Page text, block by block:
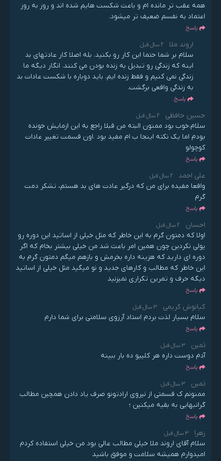
همه عقب تر مانده ام و باعث شکست هایم شده اند و روز به روز
اعتماد به نفسم ضعیف تر میشود.
پاسخ
اروند ملا 2 سال قبل
سلام بر شما حتما این کار رو بکنید. بله اصلا کار عادتهای بد
اینه که زندگی رو تبدیل به زنده بودن می کنند. انگار دیگه ما
زندگی نمی کنیم و فقط زنده ایم. باید دوباره با شکست عادات بد
به زندگی واقعی برگشت.
پاسخ
حسین حافظی 2 سال قبل
سلام.خوب بود ممنون البته من قبلا راجع به این ازمایش خونده
بودم اما یک نکته اینجا ب ام مفید بود .اون قسمت تغییر عادات
کوچولو
پاسخ
علی احمد 2 سال قبل
‌واقعا مفیده برای من که درگیر عادت های بد هستم، تشکر دمت
گرم
پاسخ
احسان 2 سال قبل
اولا که دمتون گرم به این خاطر که مثل خیلی از اساتید این دوره رو
پولی نکردین چون همین امر باعث شد من خیلی بیشتر بخام که اگر
دوره ای دارید که هزینه داره بخرمش و بازهم میگم دمتون گرم به
این خاطر که مطالب و کارهای جدید و نو میگید مثل خیلی از اساتید
دیگه حرف و تمرین تکراری نمیزنید
پاسخ
کیانوش کریمی 3 سال قبل
سلام بسیار لذت بردم استاد آرزوی سلامتی برای شما دارم
پاسخ
ثمین 3 سال قبل
آدم دوست داره هر کلیپو ده بار ببینه
پاسخ
ثمین 3 سال قبل
ممنونم ک قسمتی از نیروی ارادتونو صرف یاد دادن همچین مطالب
گرانبهایی به بقیه میکنین ؛
پاسخ
زهرا 3 سال قبل
سلام آقای اروند ملا خیلی مطالب عالی بود من خیلی استفاده کردم
امیدوارم همیشه سلامت و موفق باشید